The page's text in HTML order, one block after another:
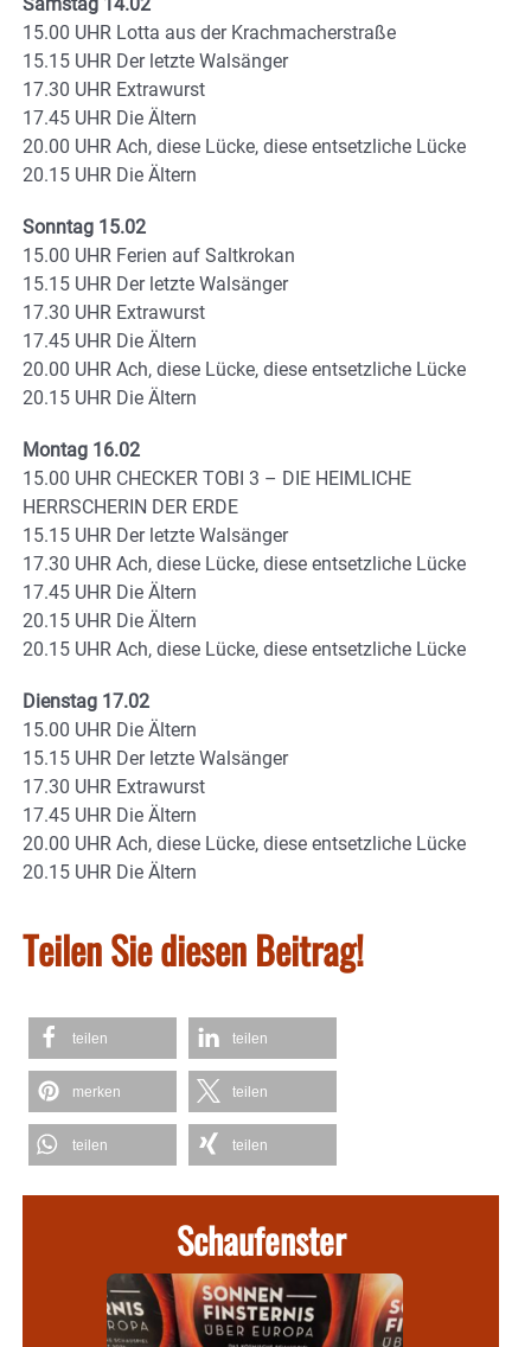
15.00 UHR Lotta aus der Krachmacherstraße
15.15 UHR Der letzte Walsänger
17.30 UHR Extrawurst
17.45 UHR Die Ältern
20.00 UHR Ach, diese Lücke, diese entsetzliche Lücke
20.15 UHR Die Ältern
Sonntag 15.02
15.00 UHR Ferien auf Saltkrokan
15.15 UHR Der letzte Walsänger
17.30 UHR Extrawurst
17.45 UHR Die Ältern
20.00 UHR Ach, diese Lücke, diese entsetzliche Lücke
20.15 UHR Die Ältern
Montag 16.02
15.00 UHR CHECKER TOBI 3 – DIE HEIMLICHE
HERRSCHERIN DER ERDE
15.15 UHR Der letzte Walsänger
17.30 UHR Ach, diese Lücke, diese entsetzliche Lücke
17.45 UHR Die Ältern
20.15 UHR Die Ältern
20.15 UHR Ach, diese Lücke, diese entsetzliche Lücke
Dienstag 17.02
15.00 UHR Die Ältern
15.15 UHR Der letzte Walsänger
17.30 UHR Extrawurst
17.45 UHR Die Ältern
20.00 UHR Ach, diese Lücke, diese entsetzliche Lücke
20.15 UHR Die Ältern
Teilen Sie diesen Beitrag!
teilen teilen
merken teilen
teilen teilen
Schaufenster